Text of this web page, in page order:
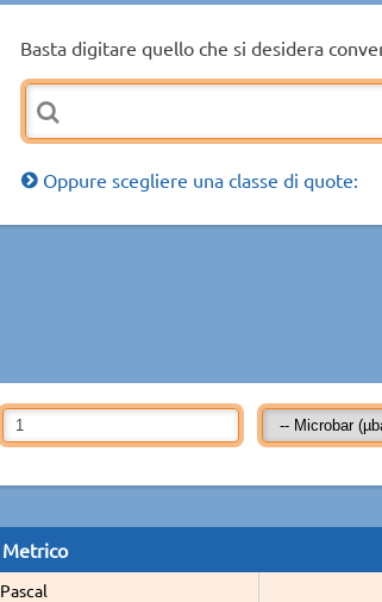
Basta digitare quello che si desidera
Oppure scegliere una classe di quote:
Metrico
Pascal